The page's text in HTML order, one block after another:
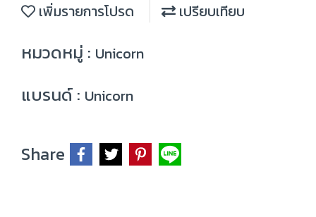
เพิ่มรายการโปรด เปรียบเทียบ
หมวดหมู่ : Unicorn
แบรนด์ : Unicorn
Share